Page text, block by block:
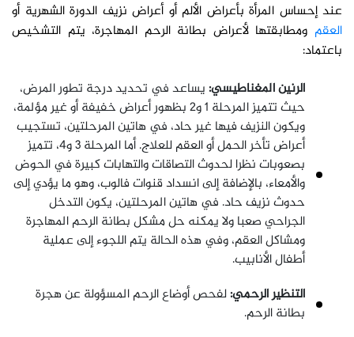
عند إحساس المرأة بأعراض الألم أو أعراض نزيف الدورة الشهرية أو
العقم ومطابقتها لأعراض بطانة الرحم المهاجرة، يتم التشخيص
باعتماد:
الرنين المغناطيسي:يساعد في تحديد درجة تطور المرض،
حيث تتميز المرحلة 1 و2 بظهور أعراض خفيفة أو غير مؤلمة،
ويكون النزيف فيها غير حاد، في هاتين المرحلتين، تستجيب
أعراض تأخر الحمل أو العقم للعلاج. أما المرحلة 3 و4، تتميز
بصعوبات نظرا لحدوث التصاقات والتهابات كبيرة في الحوض
والأمعاء، بالإضافة إلى انسداد قنوات فالوب، وهو ما يؤدي إلى
حدوث نزيف حاد. في هاتين المرحلتين، يكون التدخل
الجراحي صعبا ولا يمكنه حل مشكل بطانة الرحم المهاجرة
ومشاكل العقم، وفي هذه الحالة يتم اللجوء إلى عملية
أطفال الأنابيب.
التنظير الرحمي:لفحص أوضاع الرحم المسؤولة عن هجرة
بطانة الرحم.